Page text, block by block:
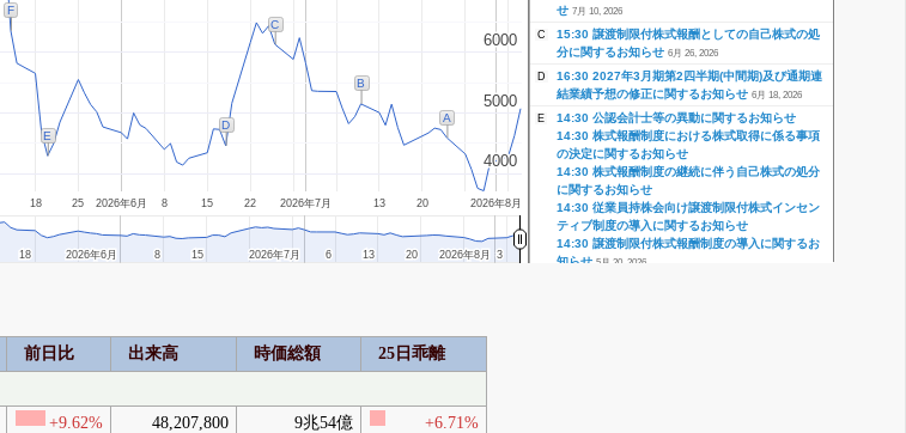
2026年6月 2026年7月 2026年8月
18 25 8 15 22 13 20
4000
4000
5000
5000
6000
6000
F
E
D
C
B
A
2026年6月
2026年6月 2026年7月
2026年7月 2026年8月
2026年8月
18
18 8
8 15
15 6
6 13
13 20
20 3
3
せ 7月 10, 2026
C
15:30 譲渡制限付株式報酬としての自己株式の処
分に関するお知らせ 6月 26, 2026
D
16:30 2027年3月期第2四半期(中間期)及び通期連
結業績予想の修正に関するお知らせ 6月 18, 2026
E
14:30 公認会計士等の異動に関するお知らせ
14:30 株式報酬制度における株式取得に係る事項
の決定に関するお知らせ
14:30 株式報酬制度の継続に伴う自己株式の処分
に関するお知らせ
14:30 従業員持株会向け譲渡制限付株式インセン
ティブ制度の導入に関するお知らせ
14:30 譲渡制限付株式報酬制度の導入に関するお
知らせ 5月 20, 2026
前日比 出来高 時価総額
25日乖離
+9.62% 48,207,800 9兆54億
+6.71%